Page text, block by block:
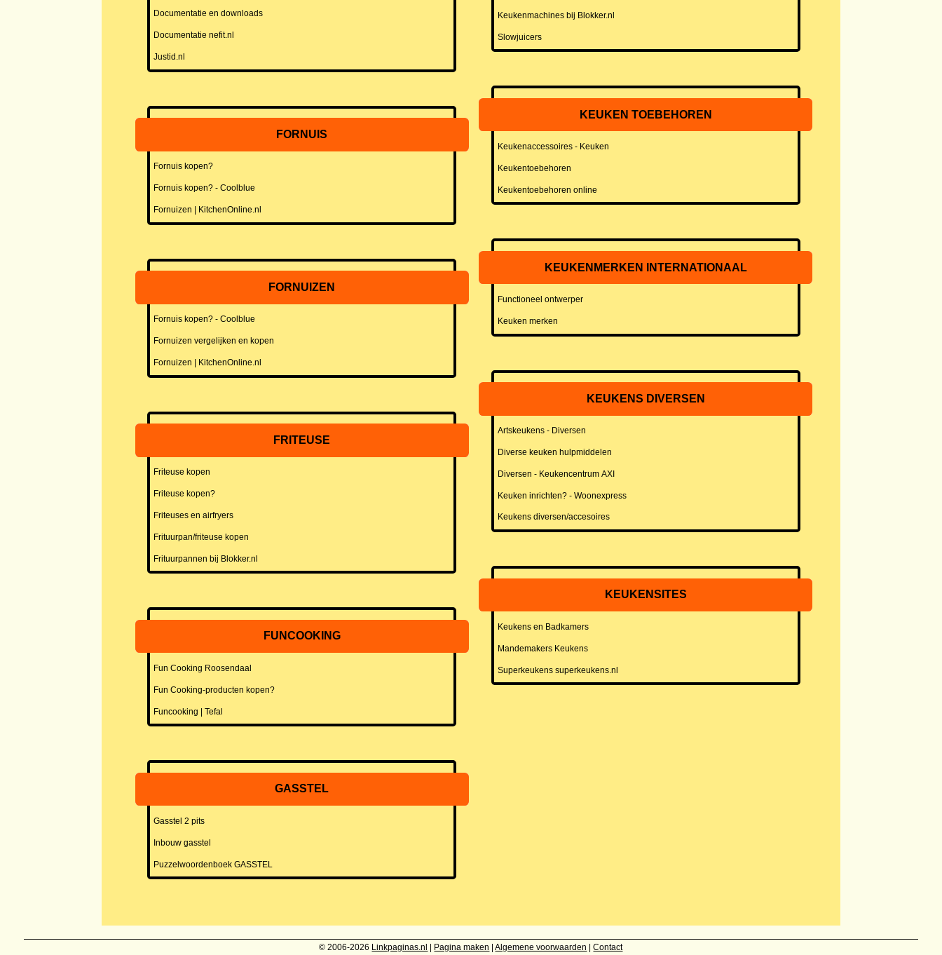
Documentatie en downloads
Documentatie nefit.nl
Justid.nl
FORNUIS
Fornuis kopen?
Fornuis kopen? - Coolblue
Fornuizen | KitchenOnline.nl
FORNUIZEN
Fornuis kopen? - Coolblue
Fornuizen vergelijken en kopen
Fornuizen | KitchenOnline.nl
FRITEUSE
Friteuse kopen
Friteuse kopen?
Friteuses en airfryers
Frituurpan/friteuse kopen
Frituurpannen bij Blokker.nl
FUNCOOKING
Fun Cooking Roosendaal
Fun Cooking-producten kopen?
Funcooking | Tefal
GASSTEL
Gasstel 2 pits
Inbouw gasstel
Puzzelwoordenboek GASSTEL
Keukenmachines bij Blokker.nl
Slowjuicers
KEUKEN TOEBEHOREN
Keukenaccessoires - Keuken
Keukentoebehoren
Keukentoebehoren online
KEUKENMERKEN INTERNATIONAAL
Functioneel ontwerper
Keuken merken
KEUKENS DIVERSEN
Artskeukens - Diversen
Diverse keuken hulpmiddelen
Diversen - Keukencentrum AXI
Keuken inrichten? - Woonexpress
Keukens diversen/accesoires
KEUKENSITES
Keukens en Badkamers
Mandemakers Keukens
Superkeukens superkeukens.nl
© 2006-2026 Linkpaginas.nl | Pagina maken |Algemene voorwaarden |Contact